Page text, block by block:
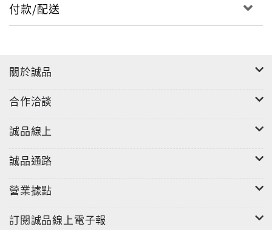
利維亞，她飽嘗絕世美景的震撼；在阿根廷，感受到人
情的溫暖與淡漠；在法國，體悟了「放下才是擁有」的
你自己；如果不去做自己喜歡的事，人生就不是自己
的。因此即使花光了所有積蓄，最後只剩下一箱行李，
她始終沒有後悔出走過，反而後悔沒有早一點出發。
旅，她不會結識來自各國的知交、邂逅夢寐以求的愛
的價值，在於實踐的勇氣。當你勇敢地走出內心的舒適
付款/配送
關於誠品
合作洽談
誠品線上
誠品通路
營業據點
訂閱誠品線上電子報